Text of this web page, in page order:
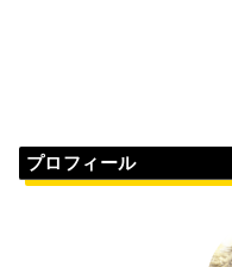
プロフィール